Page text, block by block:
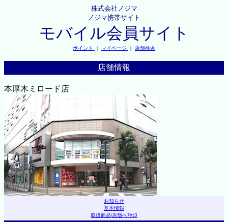
株式会社ノジマ
ノジマ携帯サイト
モバイル会員サイト
ポイント ｜ マイページ ｜ 店舗検索
店舗情報
本厚木ミロード店
お知らせ
基本情報
取扱商品|店舗へｱｸｾｽ